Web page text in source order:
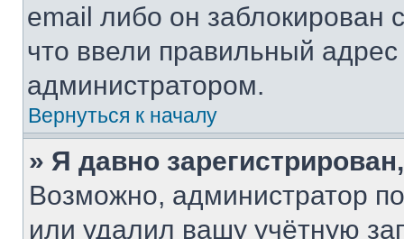
email либо он
что ввели правильный адрес
администратором.
Вернуться к началу
» Я давно
Возможно, администратор
или удалил вашу учётную